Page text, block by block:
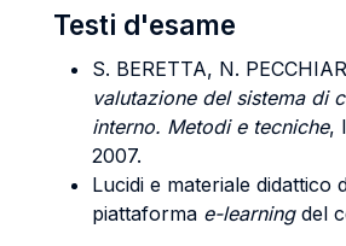
Testi d'esame
S. BERETTA, N.
valutazione del sistema di
interno. Metodi e tecniche,
2007.
Lucidi e materiale didattico
piattaforma e-learning del